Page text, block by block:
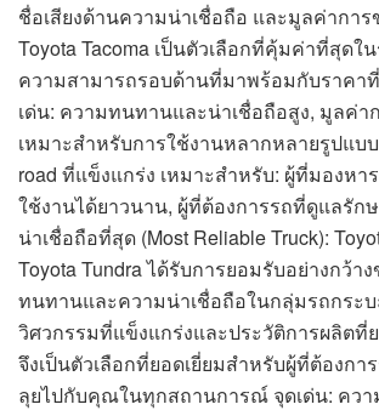
ชื่อเสียงด้านความน่าเชื่อถือ และมูลค่ากา
Toyota Tacoma เป็นตัวเลือกที่คุ้มค่าที่สุดใ
ความสามารถรอบด้านที่มาพร้อมกับราคา
เด่น: ความทนทานและน่าเชื่อถือสูง, มูลค่า
เหมาะสำหรับการใช้งานหลากหลายรูปแบ
road ที่แข็งแกร่ง เหมาะสำหรับ: ผู้ที่มองห
ใช้งานได้ยาวนาน, ผู้ที่ต้องการรถที่ดูแลรัก
น่าเชื่อถือที่สุด (Most Reliable Truck):
Toyota Tundra ได้รับการยอมรับอย่างกว้า
ทนทานและความน่าเชื่อถือในกลุ่มรถกระ
วิศวกรรมที่แข็งแกร่งและประวัติการผลิตที่
จึงเป็นตัวเลือกที่ยอดเยี่ยมสำหรับผู้ที่ต้องกา
ลุยไปกับคุณในทุกสถานการณ์ จุดเด่น: คว